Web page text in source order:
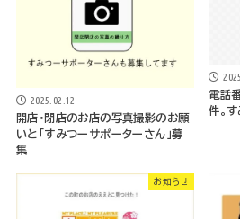
2025.02.12
開店・閉店のお店の写真撮影のお願
いと「すみつーサポーターさん」募
集
電話
件。
お知らせ